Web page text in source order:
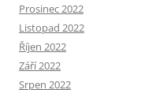
Prosinec 2022
Listopad 2022
Říjen 2022
Září 2022
Srpen 2022